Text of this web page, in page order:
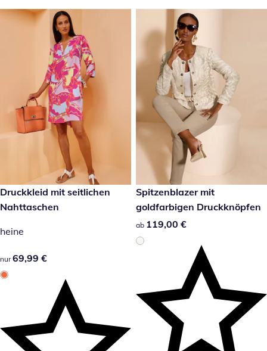
69,99 €
Druckkleid mit seitlichen
Nahttaschen
heine
69,99 €
nur 69,99 €
119,00 €
Spitzenblazer mit
goldfarbigen Druckknöpfen
119,00 €
ab 119,00 €